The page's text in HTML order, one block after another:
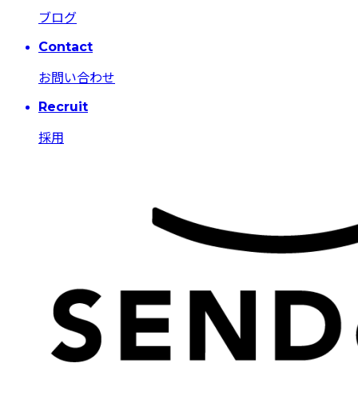
ブログ
Contact
お問い合わせ
Recruit
採用